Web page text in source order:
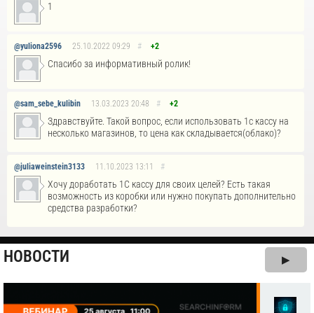
1
@yuliona2596 25.10.2022 09:29 # +2
Спасибо за информативный ролик!
@sam_sebe_kulibin 13.03.2023 20:48 # +2
Здравствуйте. Такой вопрос, если использовать 1с кассу на
несколько магазинов, то цена как складывается(облако)?
@juliaweinstein3133 11.10.2023 13:11 #
Хочу доработать 1С кассу для своих целей? Есть такая
возможность из коробки или нужно покупать дополнительно
средства разработки?
НОВОСТИ ▶